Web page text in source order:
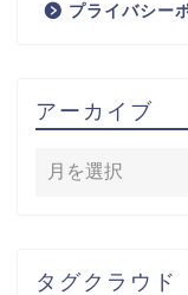
プライバシー
アーカイブ
タグクラウド